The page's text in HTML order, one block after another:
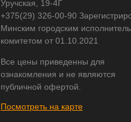
Уручская, 19-4Г
+375(29) 326-00-90
Минским городским
комитетом от 01.10.2021
Все цены приведенны для
ознакомления и не являются
публичной офертой.
Посмотреть на карте